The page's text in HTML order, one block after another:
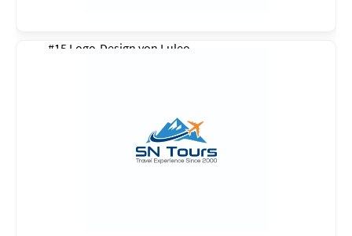
#15 Logo-Design von Luleo